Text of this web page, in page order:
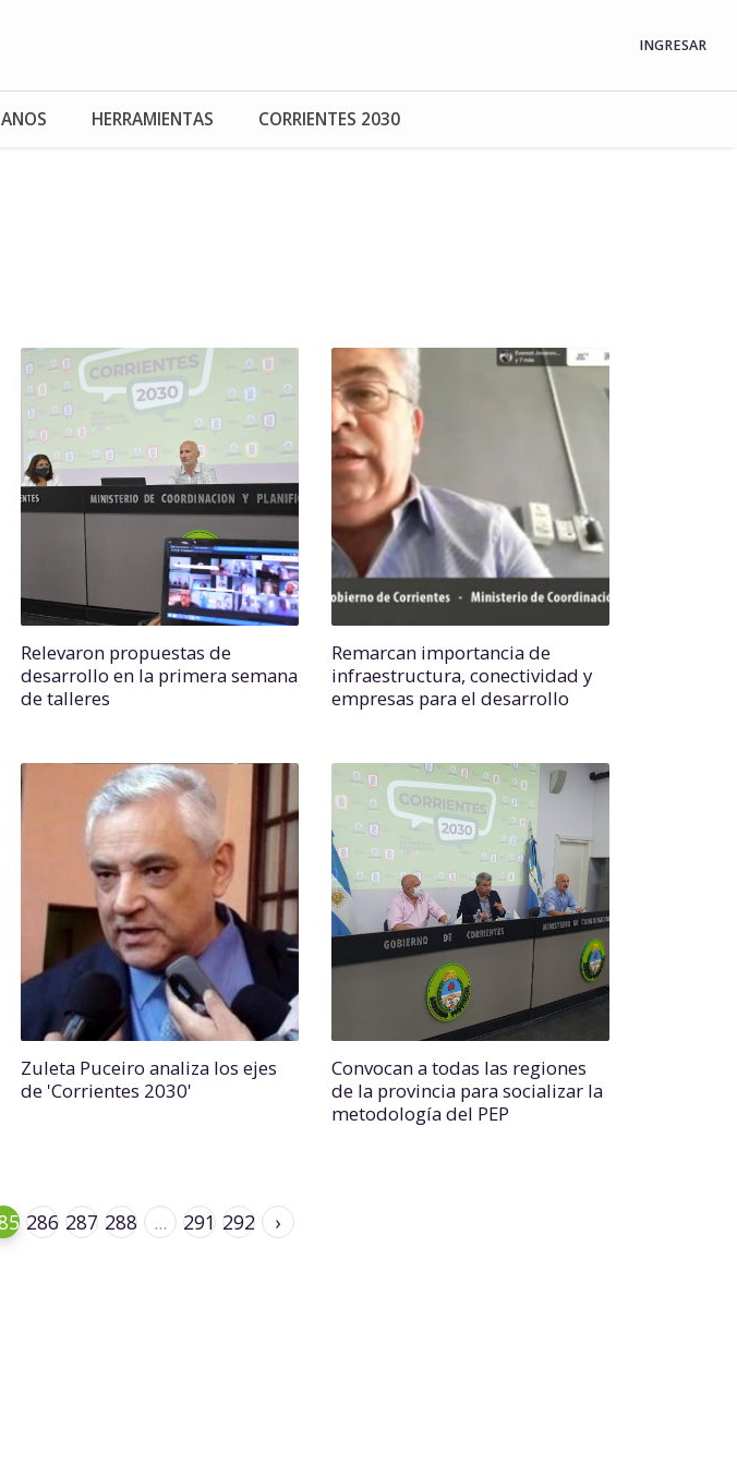
INGRESAR
HERRAMIENTAS CORRIENTES 2030
Relevaron propuestas de
desarrollo en la primera semana
de talleres
Remarcan importancia de
infraestructura, conectividad y
empresas para el desarrollo
Zuleta Puceiro analiza los ejes
de 'Corrientes 2030'
Convocan a todas las regiones
de la provincia para socializar la
metodología del PEP
286 287 288 ... 291 292 ›